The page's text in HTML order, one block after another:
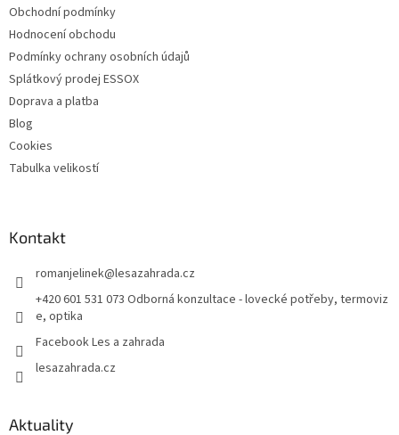
Obchodní podmínky
Hodnocení obchodu
Podmínky ochrany osobních údajů
Splátkový prodej ESSOX
Doprava a platba
Blog
Cookies
Tabulka velikostí
Kontakt
romanjelinek@lesazahrada.cz
+420 601 531 073 Odborná konzultace - lovecké potřeby, termoviz
e, optika
Facebook Les a zahrada
lesazahrada.cz
Aktuality